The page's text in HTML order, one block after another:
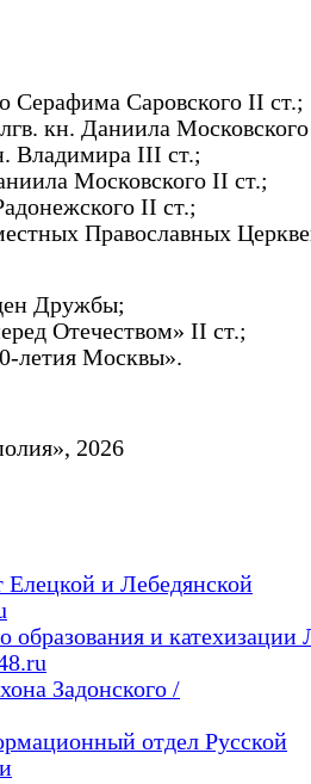
Серафима Саровского II ст.;
кн. Даниила
Владимира III ст.;
Московского II ст.;
II ст.;
Православных
Дружбы;
Отечеством» II ст.;
летия Москвы».
2026